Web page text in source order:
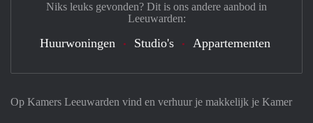
Op Kamers Leeuwarden vind en verhuur je makkelijk je Kamer
Niks leuks gevonden? Dit is ons andere aanbod in
Leeuwarden:
Huurwoningen Studio's Appartementen